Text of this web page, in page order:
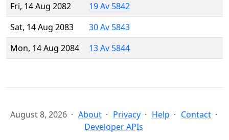
Fri, 14 Aug 2082
19 Av 5842
Sat, 14 Aug 2083
30 Av 5843
Mon, 14 Aug 2084
13 Av 5844
August 8, 2026 About Privacy Help
Contact
Developer APIs